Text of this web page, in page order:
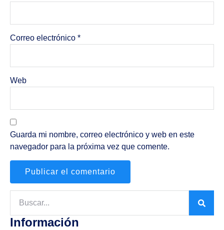
Correo electrónico *
Web
Guarda mi nombre, correo electrónico y web en este
navegador para la próxima vez que comente.
Información